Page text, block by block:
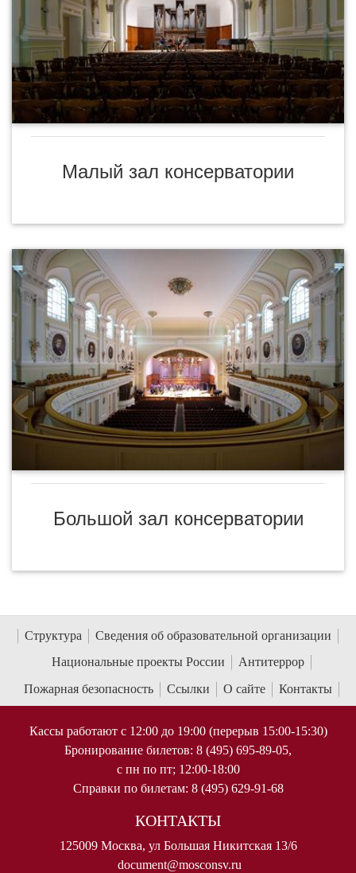
Малый зал консерватории
Большой зал консерватории
Структура
Сведения об образовательной организации
Национальные проекты России
Антитеррор
Пожарная безопасность
Ссылки О сайте Контакты
Кассы работают с 12:00 до 19:00 (перерыв 15:00-15:30)
Бронирование билетов: 8 (495) 695-89-05,
с пн по пт; 12:00-18:00
Справки по билетам: 8 (495) 629-91-68
КОНТАКТЫ
125009 Москва, ул Большая Никитская 13/6
document@mosconsv.ru